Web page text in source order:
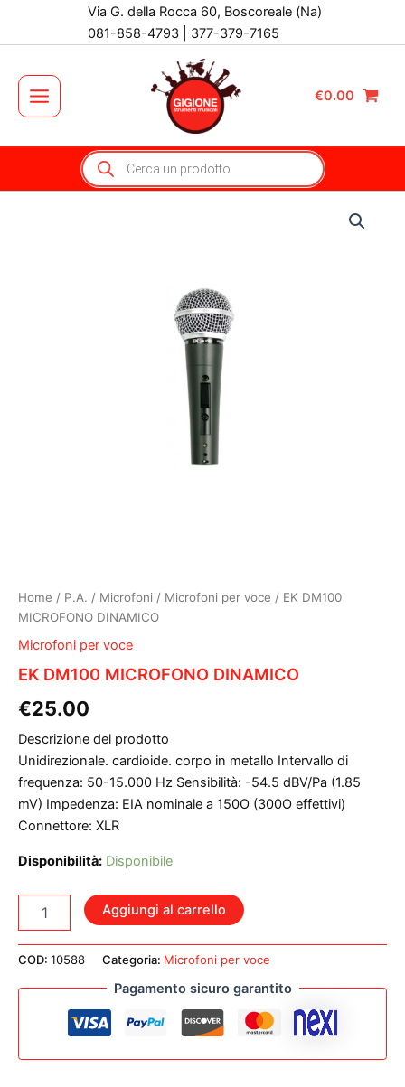
Via G. della Rocca 60, Boscoreale (Na)
081-858-4793 | 377-379-7165
Main
Menu
€0.00
Products
search
Home / P.A. / Microfoni / Microfoni per voce / EK DM100
MICROFONO DINAMICO
Microfoni per voce
EK DM100 MICROFONO DINAMICO
€25.00
Descrizione del prodotto
Unidirezionale. cardioide. corpo in metallo Intervallo di
frequenza: 50-15.000 Hz Sensibilità: -54.5 dBV/Pa (1.85
mV) Impedenza: EIA nominale a 150O (300O effettivi)
Connettore: XLR
Disponibilità: Disponibile
DM100
DINAMICO
Aggiungi al carrello
COD: 10588 Categoria: Microfoni per voce
Pagamento sicuro garantito